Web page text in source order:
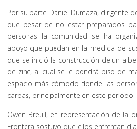
Por su parte Daniel Dumaza, dirigente
que pesar de no estar preparados
personas la comunidad se ha
apoyo que puedan en la medida de
que se inició la construcción de un
de zinc, al cual se le pondrá piso de
espacio más cómodo donde las
carpas, principalmente en este periodo
Owen Breuil, en representación de la
Frontera sostuvo que ellos enfrentan